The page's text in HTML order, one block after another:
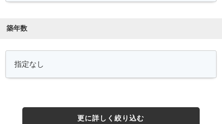
築年数
更に詳しく絞り込む